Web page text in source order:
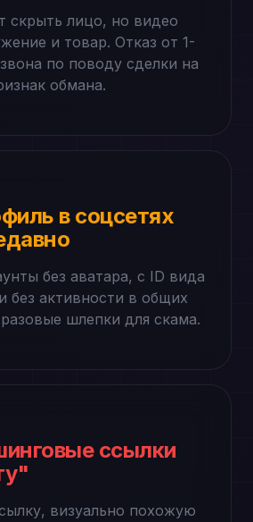
скрыть лицо, но видео
и товар. Отказ от 1-
по поводу сделки на
обмана.
в соцсетях
без аватара, с ID вида
без активности в общих
шлепки для скама.
ссылки
визуально похожую